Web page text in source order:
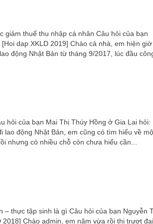
giảm thuế thu nhập cá nhân Câu hỏi của bạn
dap XKLD 2019] Chào cả nhà, em hiện giờ
động Nhật Bản từ tháng 9/2017, lúc đầu
hỏi của bạn Mai Thị Thúy Hồng ở Gia Lai hỏi:
lao động Nhật Bản, em cũng có tìm hiểu về
nhưng có nhiều chỗ còn chưa hiểu cần...
– thực tập sinh là gì Câu hỏi của bạn Nguyễn
Chào admin, em năm vừa rồi thi trượt đại